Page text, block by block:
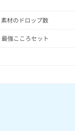
材のドロップ数
強こころセット